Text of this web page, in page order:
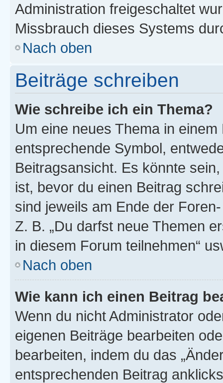
Administration freigeschaltet
Missbrauch dieses Systems
Nach oben
Beiträge schreiben
Wie schreibe ich ein Thema?
Um eine neues Thema in
entsprechende Symbol,
Beitragsansicht. Es könnte
ist, bevor du einen Beitrag
sind jeweils am Ende der
Z. B. „Du darfst neue Themen
in diesem Forum teilnehmen“
Nach oben
Wie kann ich einen Beitrag
Wenn du nicht Administrator
eigenen Beiträge bearbeiten
bearbeiten, indem du das
entsprechenden Beitrag